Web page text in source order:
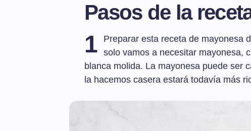
Pasos de la
1
Preparar esta receta de mayonesa
solo vamos a necesitar mayonesa,
blanca molida. La mayonesa puede ser
la hacemos casera estará todavía más